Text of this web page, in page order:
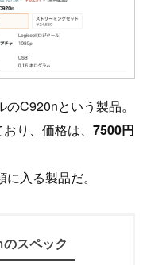
C920nという製品。
り、価格は、 7500円
入る製品だ。
スペック